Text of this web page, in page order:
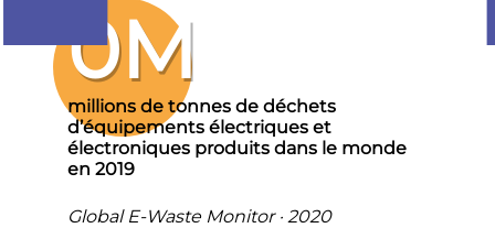
0M
millions de tonnes de déchets
d’équipements électriques et
électroniques produits dans le monde
en 2019
Global E-Waste Monitor · 2020